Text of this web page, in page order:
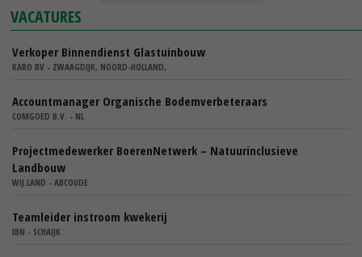
VACATURES
Verkoper Binnendienst Glastuinbouw
KARO BV - ZWAAGDIJK, NOORD-HOLLAND,
Accountmanager Organische Bodemverbeteraars
COMGOED B.V. - NL
Projectmedewerker BoerenNetwerk – Natuurinclusieve
Landbouw
WIJ.LAND - ABCOUDE
Teamleider instroom kwekerij
IBN - SCHAIJK